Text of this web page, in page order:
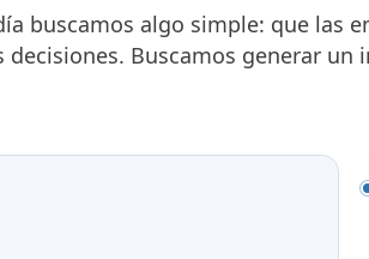
buscamos algo simple: que las
Buscamos generar